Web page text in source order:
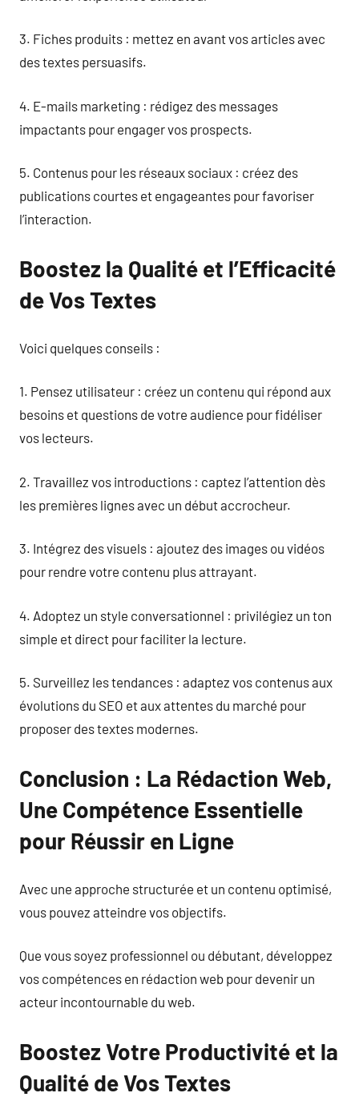
3. Fiches produits : mettez en avant vos articles avec
des textes persuasifs.
4. E-mails marketing : rédigez des messages
impactants pour engager vos prospects.
5. Contenus pour les réseaux sociaux : créez des
publications courtes et engageantes pour favoriser
l’interaction.
Boostez la Qualité et l’Efficacité
de Vos Textes
Voici quelques conseils :
1. Pensez utilisateur : créez un contenu qui répond aux
besoins et questions de votre audience pour fidéliser
vos lecteurs.
2. Travaillez vos introductions : captez l’attention dès
les premières lignes avec un début accrocheur.
3. Intégrez des visuels : ajoutez des images ou vidéos
pour rendre votre contenu plus attrayant.
4. Adoptez un style conversationnel : privilégiez un ton
simple et direct pour faciliter la lecture.
5. Surveillez les tendances : adaptez vos contenus aux
évolutions du SEO et aux attentes du marché pour
proposer des textes modernes.
Conclusion : La Rédaction Web,
Une Compétence Essentielle
pour Réussir en Ligne
Avec une approche structurée et un contenu optimisé,
vous pouvez atteindre vos objectifs.
Que vous soyez professionnel ou débutant, développez
vos compétences en rédaction web pour devenir un
acteur incontournable du web.
Boostez Votre Productivité et la
Qualité de Vos Textes